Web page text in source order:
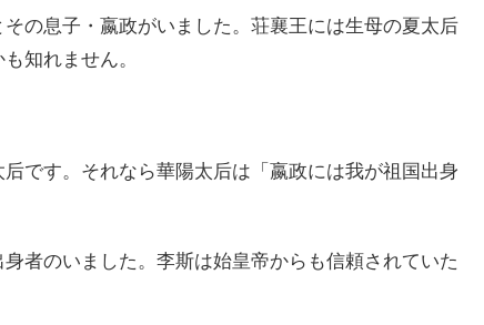
の息子・嬴政がいました。荘襄王には生母の夏太后
知れません。
です。それなら華陽太后は「嬴政には我が祖国出身
者のいました。李斯は始皇帝からも信頼されていた